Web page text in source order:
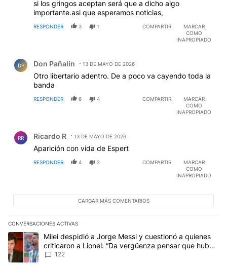
si los gringos aceptan será que a dicho algo
importante.asi que esperamos noticias,
RESPONDER 3 1 COMPARTIR
MARCAR
COMO
INAPROPIADO
DP Don Pañalín 13 DE MAYO DE 2026
Otro libertario adentro. De a poco va cayendo toda la
banda
RESPONDER 6 4 COMPARTIR
MARCAR
COMO
INAPROPIADO
RR Ricardo R 13 DE MAYO DE 2026
Aparición con vida de Espert
RESPONDER 4 2 COMPARTIR
MARCAR
COMO
INAPROPIADO
CARGAR MÁS COMENTARIOS
CONVERSACIONES ACTIVAS
Este listado muestra los artículos con más comentarios en los
Un artículo de tendencia con el título "Milei despidió a Jorge
Milei despidió a Jorge Messi y cuestionó a quienes
criticaron a Lionel: “Da vergüenza pensar que hubo
anti-Messi”
122